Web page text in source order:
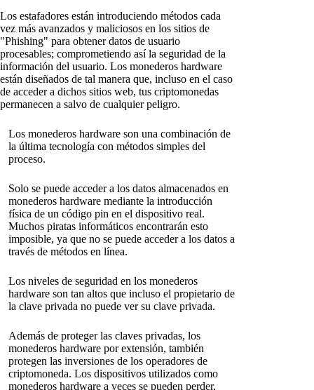
Los estafadores están introduciendo métodos cada
vez más avanzados y maliciosos en los sitios de
"Phishing" para obtener datos de usuario
procesables; comprometiendo así la seguridad de la
información del usuario. Los monederos hardware
están diseñados de tal manera que, incluso en el caso
de acceder a dichos sitios web, tus criptomonedas
permanecen a salvo de cualquier peligro.
Los monederos hardware son una combinación de
la última tecnología con métodos simples del
proceso.
Solo se puede acceder a los datos almacenados en
monederos hardware mediante la introducción
física de un código pin en el dispositivo real.
Muchos piratas informáticos encontrarán esto
imposible, ya que no se puede acceder a los datos a
través de métodos en línea.
Los niveles de seguridad en los monederos
hardware son tan altos que incluso el propietario de
la clave privada no puede ver su clave privada.
Además de proteger las claves privadas, los
monederos hardware por extensión, también
protegen las inversiones de los operadores de
criptomoneda. Los dispositivos utilizados como
monederos hardware a veces se pueden perder,